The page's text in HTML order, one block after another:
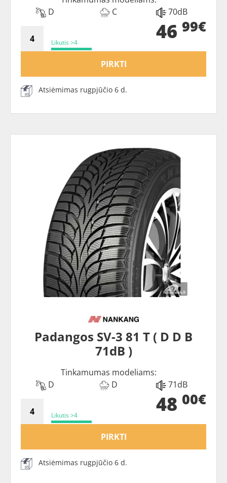
D
C 70dB
Likutis >4 46 99€
PIRKTI
Atsiėmimas rugpjūčio 6 d.
Padangos SV-3 81 T ( D D B
71dB )
Tinkamumas modeliams:
D
D 71dB
Likutis >4 48 00€
PIRKTI
Atsiėmimas rugpjūčio 6 d.